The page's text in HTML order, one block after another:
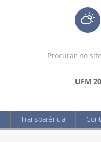
UFM
Transparência